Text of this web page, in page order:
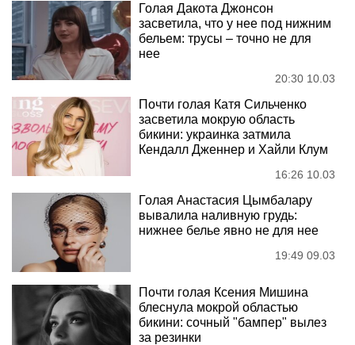
Голая Дакота Джонсон
засветила, что у нее под нижним
бельем: трусы – точно не для
нее
20:30 10.03
Почти голая Катя Сильченко
засветила мокрую область
бикини: украинка затмила
Кендалл Дженнер и Хайли Клум
16:26 10.03
Голая Анастасия Цымбалару
вывалила наливную грудь:
нижнее белье явно не для нее
19:49 09.03
Почти голая Ксения Мишина
блеснула мокрой областью
бикини: сочный "бампер" вылез
за резинки